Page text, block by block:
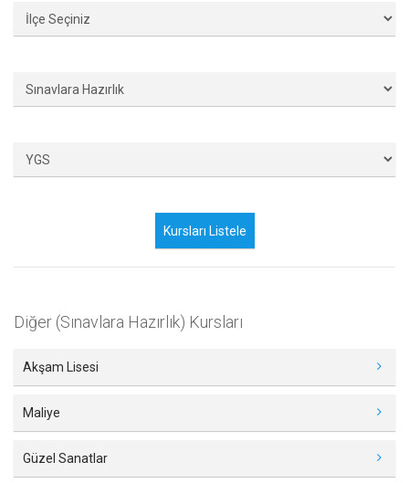
Diğer (Sınavlara Hazırlık) Kursları
Akşam Lisesi
Maliye
Güzel Sanatlar